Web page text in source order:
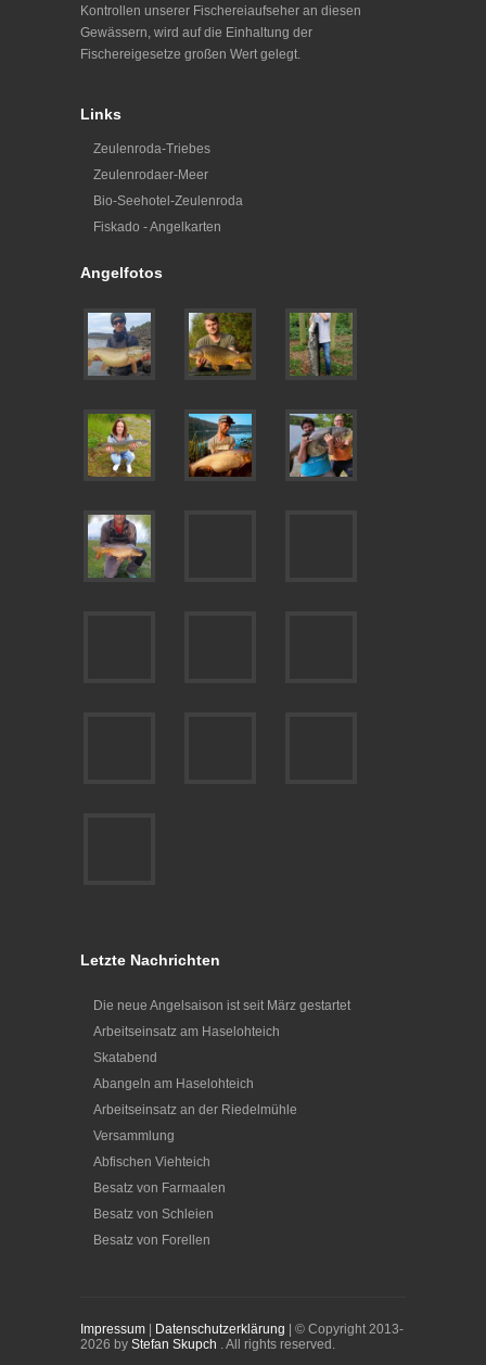
Kontrollen unserer Fischereiaufseher an diesen
Gewässern, wird auf die Einhaltung der
Fischereigesetze großen Wert gelegt.
Links
Zeulenroda-Triebes
Zeulenrodaer-Meer
Bio-Seehotel-Zeulenroda
Fiskado - Angelkarten
Angelfotos
Letzte Nachrichten
Die neue Angelsaison ist seit März gestartet
Arbeitseinsatz am Haselohteich
Skatabend
Abangeln am Haselohteich
Arbeitseinsatz an der Riedelmühle
Versammlung
Abfischen Viehteich
Besatz von Farmaalen
Besatz von Schleien
Besatz von Forellen
Impressum | Datenschutzerklärung | © Copyright 2013-
2026 by Stefan Skupch . All rights reserved.